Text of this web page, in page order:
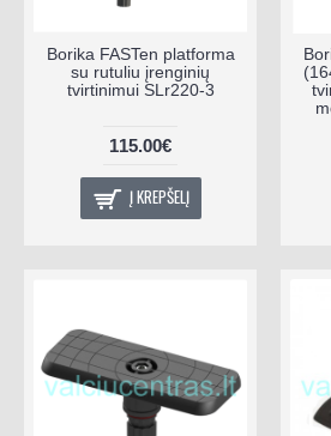
Borika FASTen platforma
su rutuliu įrenginių
tvirtinimui SLr220-3
115.00€
Į KREPŠELĮ